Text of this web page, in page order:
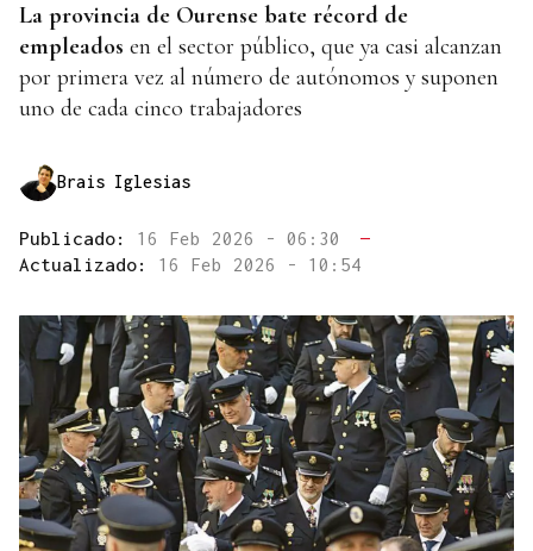
La provincia de Ourense bate récord de
empleados en el sector público, que ya casi alcanzan
por primera vez al número de autónomos y suponen
uno de cada cinco trabajadores
Brais Iglesias
Publicado: 16 Feb 2026 - 06:30
—
Actualizado: 16 Feb 2026 - 10:54